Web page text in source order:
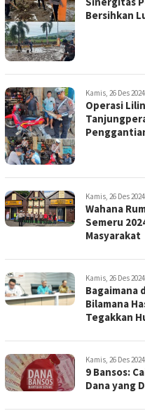
Bersihkan
Kamis, 26 Des
Operasi
Kamis, 26 Des
Wahana
Semeru
Masyarakat
Kamis, 26 Des
Bagaimana
Bilamana
Tegakkan
Kamis, 26 Des
9 Bansos:
Dana yang